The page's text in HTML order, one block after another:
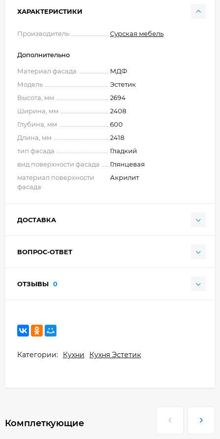
ХАРАКТЕРИСТИКИ
Производитель Сурская мебель
Дополнительно
Материал фасада
МДФ
Модель
Эстетик
Высота, мм
2694
Ширина, мм
2408
Глубина, мм
600
Длина, мм
2418
тип фасада
Гладкий
вид поверхности фасада
Глянцевая
материал поверхности
фасада
Акрилит
ДОСТАВКА
ВОПРОС-ОТВЕТ
ОТЗЫВЫ 0
Категории: Кухни Кухня Эстетик
Комплеткующие